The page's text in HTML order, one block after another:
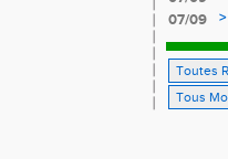
07/09
>